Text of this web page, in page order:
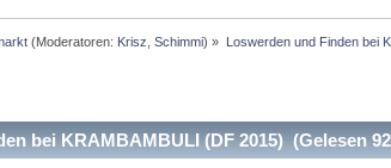
(Moderatoren: Krisz ,Schimmi) » Loswerden und Finden bei
bei KRAMBAMBULI (DF 2015) (Gelesen